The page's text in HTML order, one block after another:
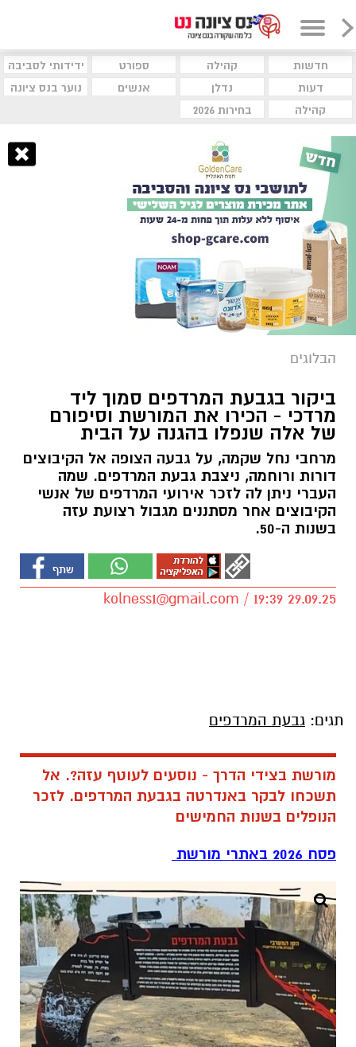
חדשות קהילה ספורט
ידידותי לסביבה
דעות
נדלן אנשים
נוער בנס ציונה
קהילה
בחירות 2026
הבלוגים
ביקור בגבעת המרדפים סמוך ליד
מרדכי - הכירו את המורשת וסיפורם
של אלה שנפלו בהגנה על הבית
מרחבי נחל שקמה, על גבעה הצופה אל הקיבוצים
דורות ורוחמה, ניצבת גבעת המרדפים. שמה
העברי ניתן לה לזכר אירועי המרדפים של אנשי
הקיבוצים אחר מסתננים מגבול רצועת עזה
בשנות ה-50.
kolness1@gmail.com / 19:39 29.09.25
תגים: גבעת המרדפים
מורשת בצידי הדרך - נוסעים לעוטף עזה?. אל
תשכחו לבקר באנדרטה בגבעת המרדפים. לזכר
הנופלים בשנות החמישים
פסח 2026 באתרי מורשת